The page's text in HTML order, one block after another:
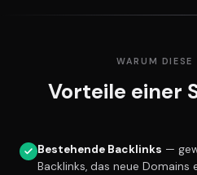
WARUM DIESE
Vorteile einer
Bestehende Backlinks —
Backlinks, das neue